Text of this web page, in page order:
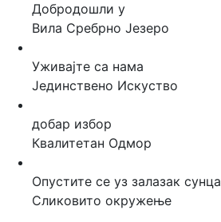
Добродошли у
Вила Сребрно Језеро
Уживајте са нама
Јединствено Искуство
добар избор
Квалитетан Одмор
Опустите се уз залазак сунца
Сликовито окружење